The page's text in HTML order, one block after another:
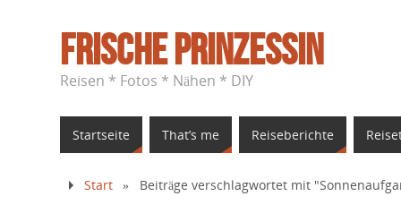
Frische Prinzessin
Reisen * Fotos * Nähen * DIY
Startseite That’s me Reiseberichte
Start » Beiträge verschlagwortet mit